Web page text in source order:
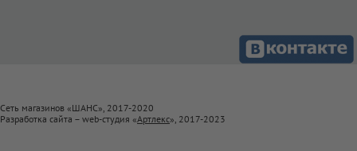
Сеть магазинов «ШАНС», 2017-2020
Разработка сайта – web-студия «Артлекс», 2017-2023